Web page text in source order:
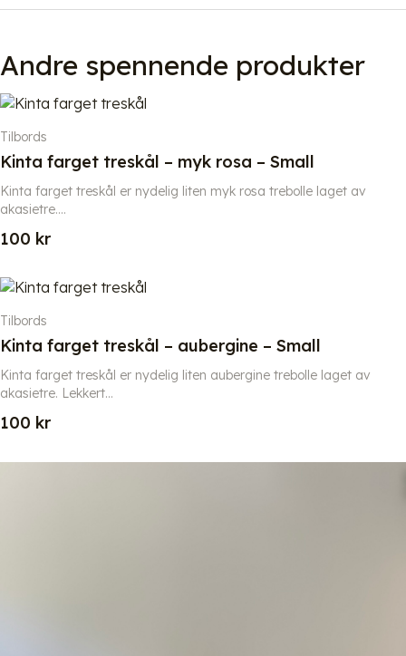
Andre spennende produkter
Tilbords
Kinta farget treskål – myk rosa – Small
Kinta farget treskål er nydelig liten myk rosa trebolle laget av
akasietre....
100 kr
Tilbords
Kinta farget treskål – aubergine – Small
Kinta farget treskål er nydelig liten aubergine trebolle laget av
akasietre. Lekkert...
100 kr